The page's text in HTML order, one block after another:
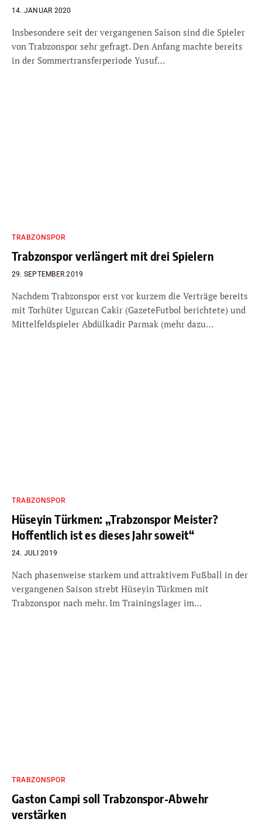
14. JANUAR 2020
Insbesondere seit der vergangenen Saison sind die Spieler
von Trabzonspor sehr gefragt. Den Anfang machte bereits
in der Sommertransferperiode Yusuf…
TRABZONSPOR
Trabzonspor verlängert mit drei Spielern
29. SEPTEMBER 2019
Nachdem Trabzonspor erst vor kurzem die Verträge bereits
mit Torhüter Ugurcan Cakir (GazeteFutbol berichtete) und
Mittelfeldspieler Abdülkadir Parmak (mehr dazu…
TRABZONSPOR
Hüseyin Türkmen: „Trabzonspor Meister?
Hoffentlich ist es dieses Jahr soweit“
24. JULI 2019
Nach phasenweise starkem und attraktivem Fußball in der
vergangenen Saison strebt Hüseyin Türkmen mit
Trabzonspor nach mehr. Im Trainingslager im…
TRABZONSPOR
Gaston Campi soll Trabzonspor-Abwehr
verstärken